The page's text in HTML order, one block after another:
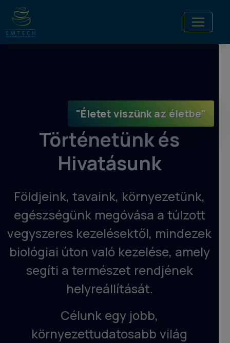
"Életet viszünk az életbe"
Történetünk és
Hivatásunk
Földjeink, tavaink, környezetünk,
egészségünk megóvása a túlzott
vegyszeres kezelésektől, mindezek
biológiai úton való kezelése, amely
segíti a természet rendjének
helyreállítását.
Célunk egy jobb,
környezettudatosabb világ